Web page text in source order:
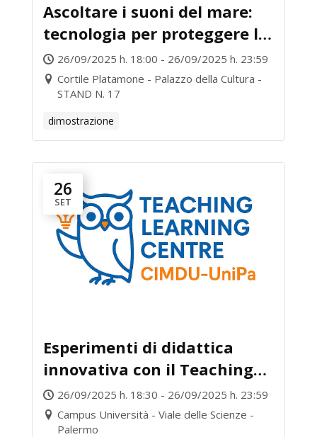
Ascoltare i suoni del mare:
tecnologia per proteggere la
biodiversità
26/09/2025 h. 18:00 - 26/09/2025 h. 23:59
Cortile Platamone - Palazzo della Cultura -
STAND N. 17
dimostrazione
26
SET
Esperimenti di didattica
innovativa con il Teaching
Learning Centre – TLC-Cimdu
di UniPa
26/09/2025 h. 18:30 - 26/09/2025 h. 23:59
Campus Università - Viale delle Scienze -
Palermo